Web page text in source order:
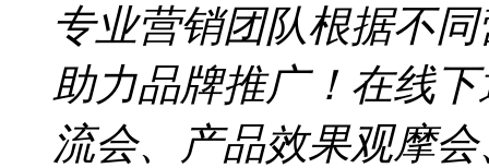
专业营销团队根据不
助力品牌推广！在线
流会、产品效果观摩